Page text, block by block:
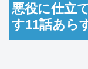
悪役に仕立
す11話あら